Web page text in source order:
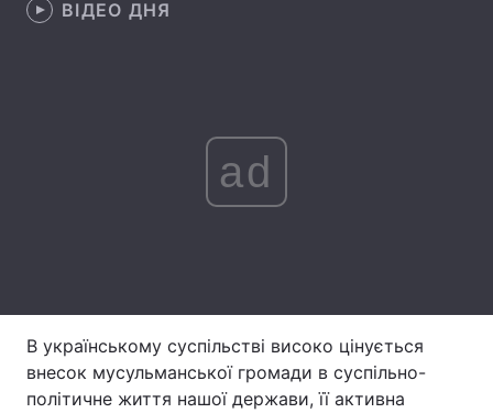
Туризм
Відео з Youtube
ВІДЕО ДНЯ
ad
В українському суспільстві високо цінується
внесок мусульманської громади в суспільно-
політичне життя нашої держави, її активна